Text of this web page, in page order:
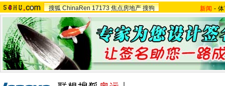
搜狐 ChinaRen 17173 焦点房地产 搜狗 新闻 -